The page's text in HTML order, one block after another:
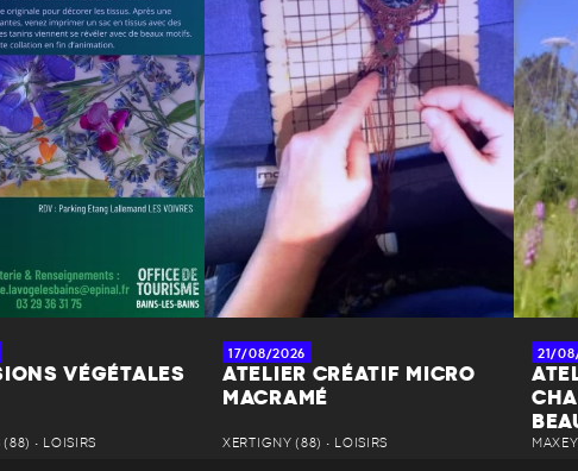
VÉGÉTALES
(88) • LOISIRS
17/08/2026
ATELIER CRÉATIF MICRO
MACRAMÉ
XERTIGNY (88) • LOISIRS
21/